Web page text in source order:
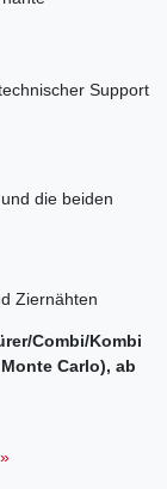
Support
die beiden
Ziernähten
Combi/Kombi
Carlo), ab